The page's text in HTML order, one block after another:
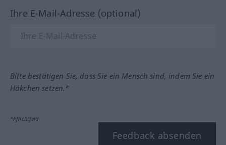
Ihre E-Mail-Adresse (optional)
Bitte bestätigen Sie, dass Sie ein Mensch sind, indem Sie ein
Häkchen setzen.*
*Pflichtfeld
Feedback absenden